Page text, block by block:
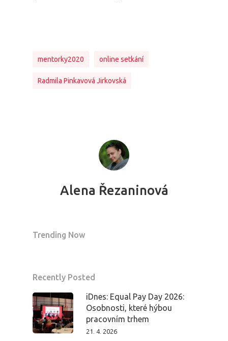
mentorky2020 online setkání
Radmila Pinkavová Jirkovská
Alena Řezaninová
Trending Now
Recently Posted
iDnes: Equal Pay Day 2026:
Osobnosti, které hýbou
pracovním trhem
21. 4. 2026